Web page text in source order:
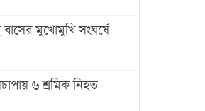
মুখোমুখি সংঘর্ষে
৬ শ্রমিক নিহত